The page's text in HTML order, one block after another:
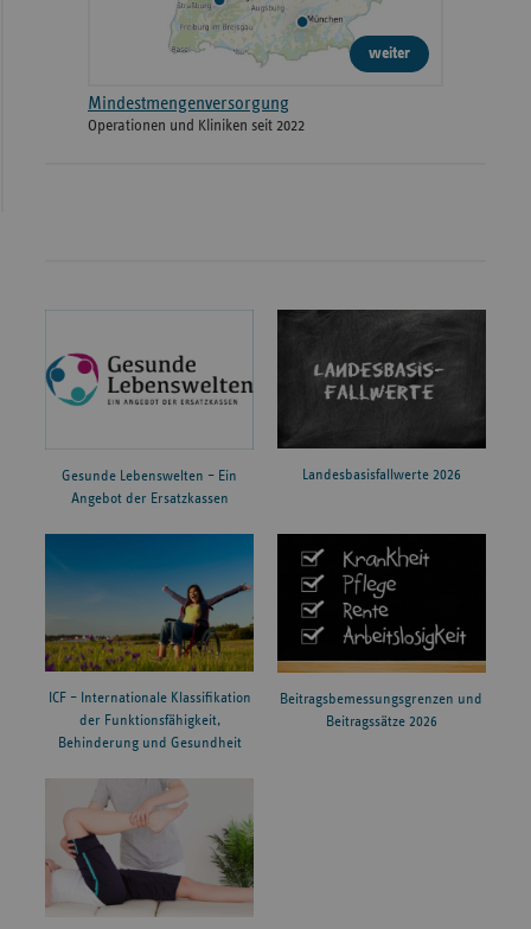
weiter
Mindestmengenversorgung
Operationen und Kliniken seit 2022
Gesunde Lebenswelten – Ein
Angebot der Ersatzkassen
Landesbasisfallwerte 2026
ICF – Internationale Klassifikation
der Funktionsfähigkeit,
Behinderung und Gesundheit
Beitragsbemessungsgrenzen und
Beitragssätze 2026